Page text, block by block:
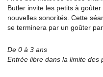
Butler invite les petits à
nouvelles sonorités. Cette
se terminera par un goûter
De 0 à 3 ans
Entrée libre dans la limite des